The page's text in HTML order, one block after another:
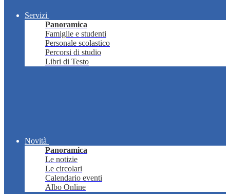
Servizi
Panoramica
Famiglie e studenti
Personale scolastico
Percorsi di studio
Libri di Testo
Novità
Panoramica
Le notizie
Le circolari
Calendario eventi
Albo Online